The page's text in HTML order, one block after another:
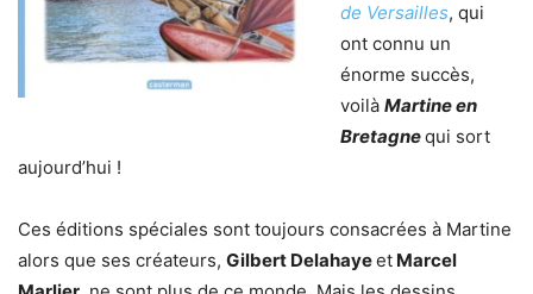
de Versailles, qui
ont connu un
énorme succès,
voilà Martine en
Bretagnequi sort
aujourd’hui !
Ces éditions spéciales sont toujours consacrées à Martine
alors que ses créateurs, Gilbert Delahayeet Marcel